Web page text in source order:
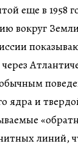
еще в 1958
вокруг
ядра и
линий,